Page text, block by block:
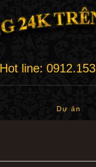
Hot line:
Dự án